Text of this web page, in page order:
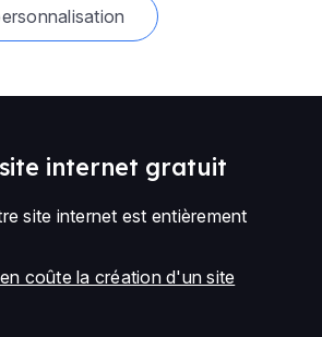
internet gratuit
site internet est entièrement
coûte la création d'un site